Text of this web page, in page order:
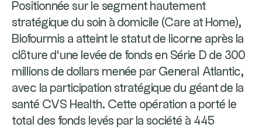
Positionnée sur le segment hautement
stratégique du soin à domicile (Care at Home),
Biofourmis a atteint le statut de licorne après la
clôture d'une levée de fonds en Série D de 300
millions de dollars menée par General Atlantic,
avec la participation stratégique du géant de la
santé CVS Health. Cette opération a porté le
total des fonds levés par la société à 445